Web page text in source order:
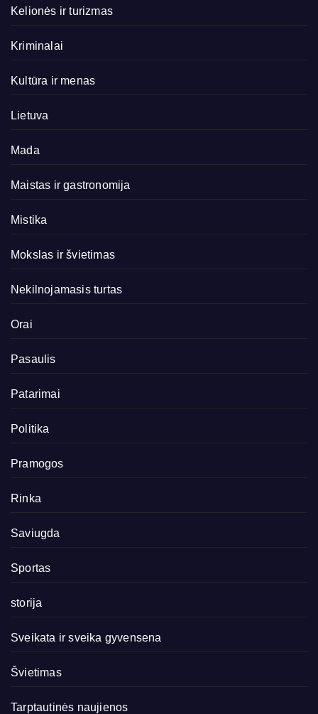
Kelionės ir turizmas
Kriminalai
Kultūra ir menas
Lietuva
Mada
Maistas ir gastronomija
Mistika
Mokslas ir švietimas
Nekilnojamasis turtas
Orai
Pasaulis
Patarimai
Politika
Pramogos
Rinka
Saviugda
Sportas
storija
Sveikata ir sveika gyvensena
Švietimas
Tarptautinės naujienos